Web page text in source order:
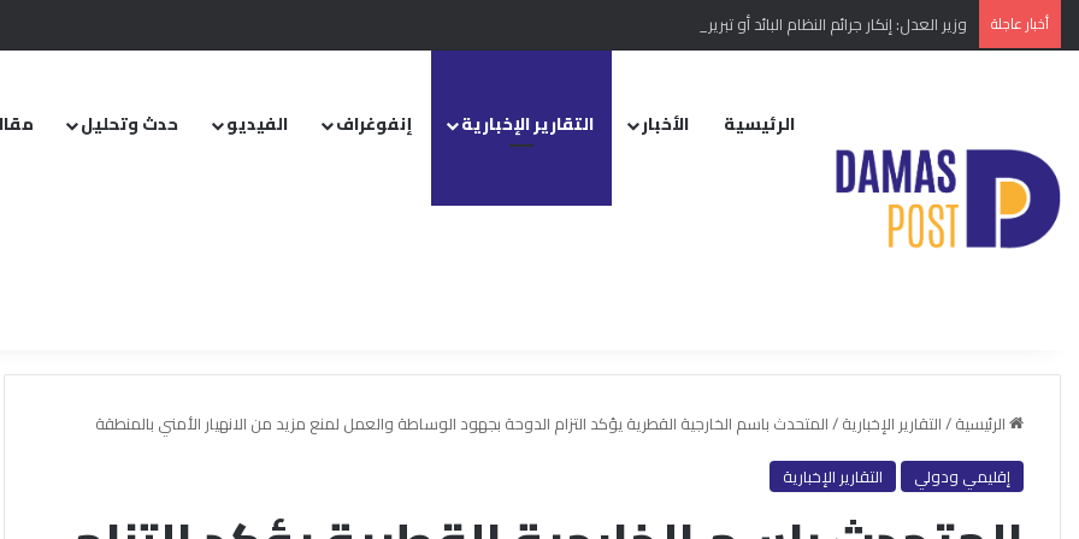
أخبار عاجلة وزير العدل: إنكار جرائم النظام البائد أو تبريرها مخالفة دستورية.. ومشروع قانون خاص إلى مجلس الشعب
الرئيسية الأخبار التقارير الإخبارية إنفوغراف الفيديو حدث وتحليل
الرئيسية/التقارير الإخبارية/المتحدث باسم الخارجية القطرية يؤكد التزام الدوحة بجهود الوساطة والعمل لمنع مزيد من الانهيار الأمني بالمنطقة
إقليمي ودولي
التقارير الإخبارية